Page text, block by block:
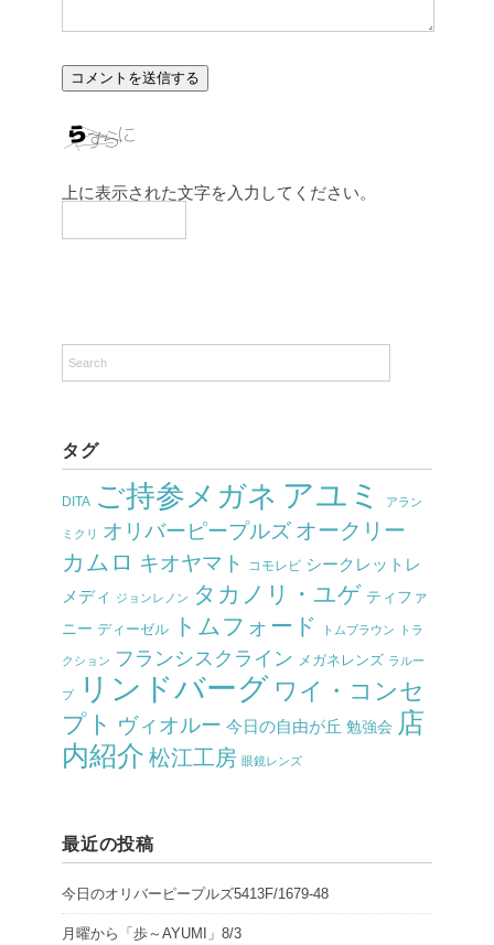
上に表示された文字を入力してください。
タグ
DITA ご持参メガネ アユミ アラン
ミクリ オリバーピープルズ オークリー
カムロ キオヤマト コモレビ シークレットレ
メディ
ジョンレノン タカノリ・ユゲ ティファ
ニー ディーゼル トムフォード トムブラウン トラ
クション フランシスクライン メガネレンズ ラルー
プ リンドバーグ ワイ・コンセ
プト ヴィオルー 今日の自由が丘 勉強会 店
内紹介 松江工房 眼鏡レンズ
最近の投稿
今日のオリバーピープルズ5413F/1679-48
月曜から「歩～AYUMI」8/3